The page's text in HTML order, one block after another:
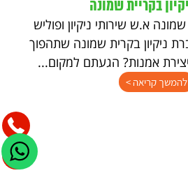
בקריית שמונה
א.ש שירותי ניקיון ופוליש
ניקיון בקרית שמונה שתהפוך
אמנות? הגעתם למקום...
להמשך קריאה >